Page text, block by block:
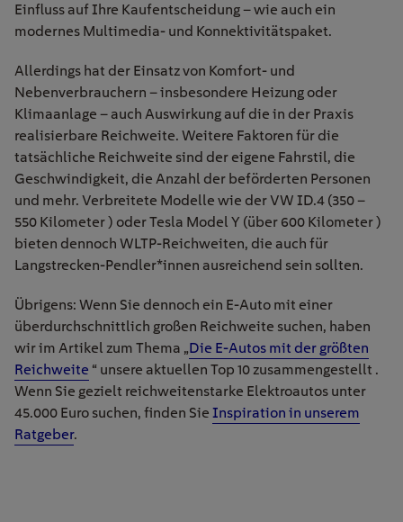
Einfluss auf Ihre Kaufentscheidung – wie auch ein
modernes Multimedia- und Konnektivitätspaket.
Allerdings hat der Einsatz von Komfort- und
Nebenverbrauchern – insbesondere Heizung oder
Klimaanlage – auch Auswirkung auf die in der Praxis
realisierbare Reichweite. Weitere Faktoren für die
tatsächliche Reichweite sind der eigene Fahrstil, die
Geschwindigkeit, die Anzahl der beförderten Personen
und mehr. Verbreitete Modelle wie der VW ID.4 (350 –
550 Kilometer ) oder Tesla Model Y (über 600 Kilometer )
bieten dennoch WLTP-Reichweiten, die auch für
Langstrecken-Pendler*innen ausreichend sein sollten.
Übrigens: Wenn Sie dennoch ein E-Auto mit einer
überdurchschnittlich großen Reichweite suchen, haben
wir im Artikel zum Thema „Die E-Autos mit der größten
Reichweite “ unsere aktuellen Top 10 zusammengestellt .
Wenn Sie gezielt reichweitenstarke Elektroautos unter
45.000 Euro suchen, finden Sie Inspiration in unserem
Ratgeber.